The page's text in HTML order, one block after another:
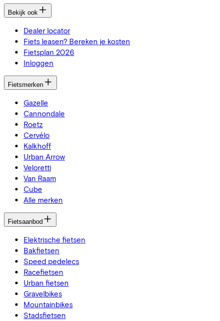
Bekijk ook
Dealer locator
Fiets leasen? Bereken je kosten
Fietsplan 2026
Inloggen
Fietsmerken
Gazelle
Cannondale
Roetz
Cervélo
Kalkhoff
Urban Arrow
Veloretti
Van Raam
Cube
Alle merken
Fietsaanbod
Elektrische fietsen
Bakfietsen
Speed pedelecs
Racefietsen
Urban fietsen
Gravelbikes
Mountainbikes
Stadsfietsen